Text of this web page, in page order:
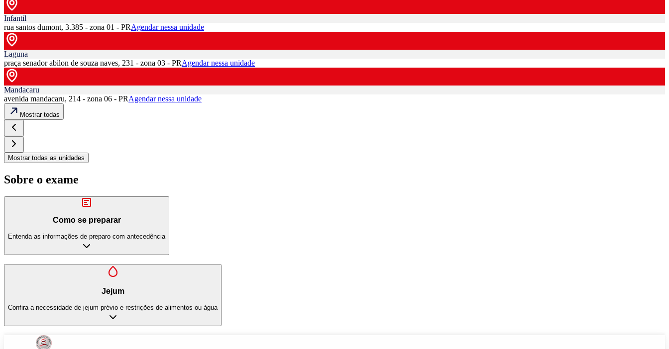
Infantil
rua santos dumont, 3.385 - zona 01 - PRAgendar nessa unidade
Laguna
praça senador abilon de souza naves, 231 - zona 03 - PRAgendar nessa unidade
Mandacaru
avenida mandacaru, 214 - zona 06 - PRAgendar nessa unidade
Mostrar todas
Mostrar todas as unidades
Sobre o exame
Como se preparar
Entenda as informações de preparo com antecedência
Jejum
Confira a necessidade de jejum prévio e restrições de alimentos ou água